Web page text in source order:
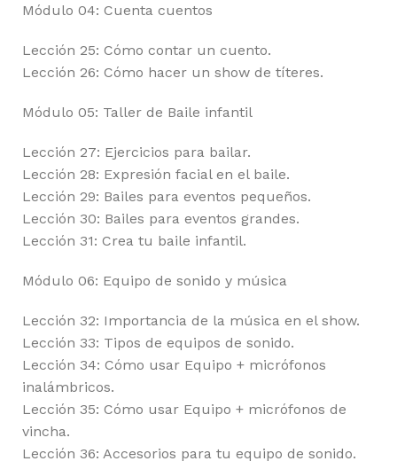
Módulo 04: Cuenta cuentos
Lección 25: Cómo contar un cuento.
Lección 26: Cómo hacer un show de títeres.
Módulo 05: Taller de Baile infantil
Lección 27: Ejercicios para bailar.
Lección 28: Expresión facial en el baile.
Lección 29: Bailes para eventos pequeños.
Lección 30: Bailes para eventos grandes.
Lección 31: Crea tu baile infantil.
Módulo 06: Equipo de sonido y música
Lección 32: Importancia de la música en el show.
Lección 33: Tipos de equipos de sonido.
Lección 34: Cómo usar Equipo + micrófonos
inalámbricos.
Lección 35: Cómo usar Equipo + micrófonos de
vincha.
Lección 36: Accesorios para tu equipo de sonido.